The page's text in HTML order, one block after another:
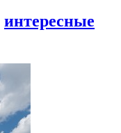
интересные